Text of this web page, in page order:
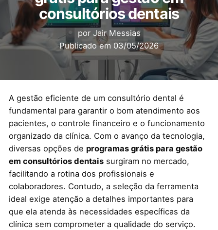
consultórios dentais
por Jair Messias
Publicado em 03/05/2026
A gestão eficiente de um consultório dental é
fundamental para garantir o bom atendimento aos
pacientes, o controle financeiro e o funcionamento
organizado da clínica. Com o avanço da tecnologia,
diversas opções de programas grátis para gestão
em consultórios dentaissurgiram no mercado,
facilitando a rotina dos profissionais e
colaboradores. Contudo, a seleção da ferramenta
ideal exige atenção a detalhes importantes para
que ela atenda às necessidades específicas da
clínica sem comprometer a qualidade do serviço.